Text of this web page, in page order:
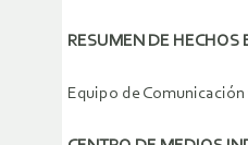
RESUMEN DE HECHOS
Equipo de